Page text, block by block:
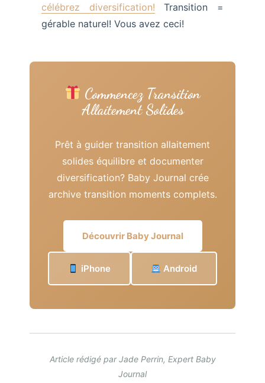
célébrez diversification! Transition =
gérable naturel! Vous avez ceci!
Commencez Transition
Allaitement Solides
Prêt à guider transition allaitement
solides équilibre et documenter
diversification? Baby Journal crée
archive transition moments complets.
Découvrir Baby Journal
iPhone Android
Article rédigé par Jade Perrin, Expert Baby
Journal